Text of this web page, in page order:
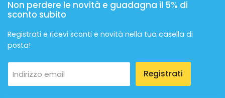
Non perdere le novità e guadagna il 5% di
sconto subito
Registrati e ricevi sconti e novità nella tua casella di
posta!
Indirizzo email Registrati